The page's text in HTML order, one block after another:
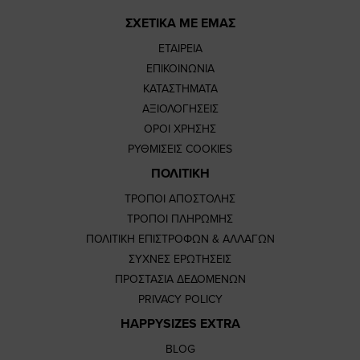
ΣΧΕΤΙΚΑ ΜΕ ΕΜΑΣ
ΕΤΑΙΡΕΙΑ
ΕΠΙΚΟΙΝΩΝΙΑ
ΚΑΤΑΣΤΗΜΑΤΑ
ΑΞΙΟΛΟΓΗΣΕΙΣ
ΟΡΟΙ ΧΡΗΣΗΣ
ΡΥΘΜΙΣΕΙΣ COOKIES
ΠΟΛΙΤΙΚΗ
ΤΡΟΠΟΙ ΑΠΟΣΤΟΛΗΣ
ΤΡΟΠΟΙ ΠΛΗΡΩΜΗΣ
ΠΟΛΙΤΙΚΗ ΕΠΙΣΤΡΟΦΩΝ & ΑΛΛΑΓΩΝ
ΣΥΧΝΕΣ ΕΡΩΤΗΣΕΙΣ
ΠΡΟΣΤΑΣΙΑ ΔΕΔΟΜΕΝΩΝ
PRIVACY POLICY
HAPPYSIZES EXTRA
BLOG